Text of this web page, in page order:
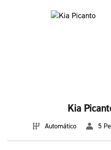
Kia
Automático 5